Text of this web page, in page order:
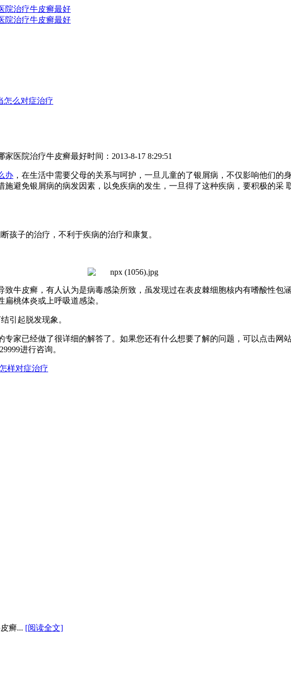
怎么对症治疗
家医院治疗牛皮癣最好时间：2013-8-17 8:29:51
办 ，在生活中需要父母的关系与呵护，一旦儿童的了银屑病，不仅影响他们的
避免银屑病的病发因素，以免疾病的发生，一旦得了这种疾病，要积极的采
子的治疗，不利于疾病的治疗和康复。
牛皮癣，有人认为是病毒感染所致，虽发现过在表皮棘细胞核内有嗜酸性包
桃体炎或上呼吸道感染。
引起脱发现象。
家已经做了很详细的解答了。如果您还有什么想要了解的问题，可以点击网
进行咨询。
样对症治疗
癣... [阅读全文]